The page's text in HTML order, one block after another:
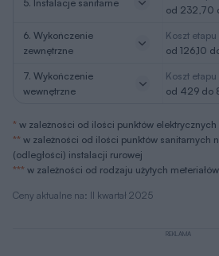
Ceny aktualne na: II kwartał 2025
5. Instalacje sanitarne
od 232,70
6. Wykończenie
zewnętrzne
Koszt etapu
od 126,10
7. Wykończenie
wewnętrzne
Koszt etapu
od 429 do
* w zależności od ilości punktów elektrycznych
** w zależności od ilości punktów sanitarnych
(odległości) instalacji rurowej
*** w zależności od rodzaju użytych
REKLAMA